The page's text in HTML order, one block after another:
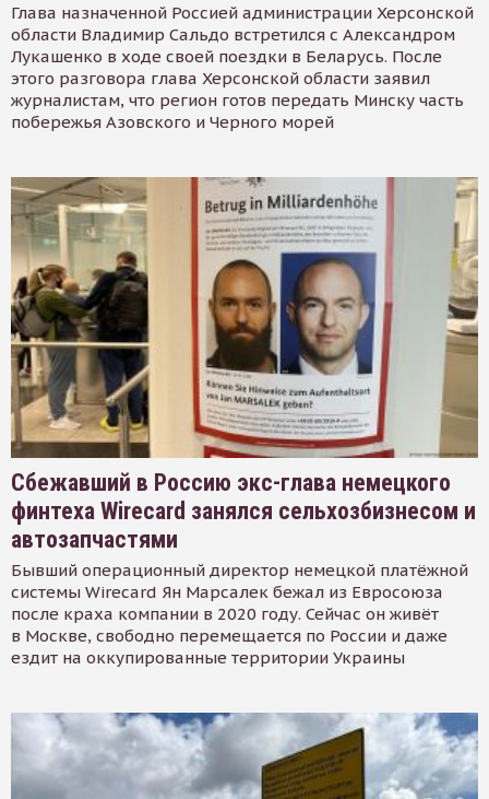
Глава назначенной Россией администрации Херсонской
области Владимир Сальдо встретился с Александром
Лукашенко в ходе своей поездки в Беларусь. После
этого разговора глава Херсонской области заявил
журналистам, что регион готов передать Минску часть
побережья Азовского и Черного морей
Сбежавший в Россию экс-глава немецкого
финтеха Wirecard занялся сельхозбизнесом и
автозапчастями
Бывший операционный директор немецкой платёжной
системы Wirecard Ян Марсалек бежал из Евросоюза
после краха компании в 2020 году. Сейчас он живёт
в Москве, свободно перемещается по России и даже
ездит на оккупированные территории Украины